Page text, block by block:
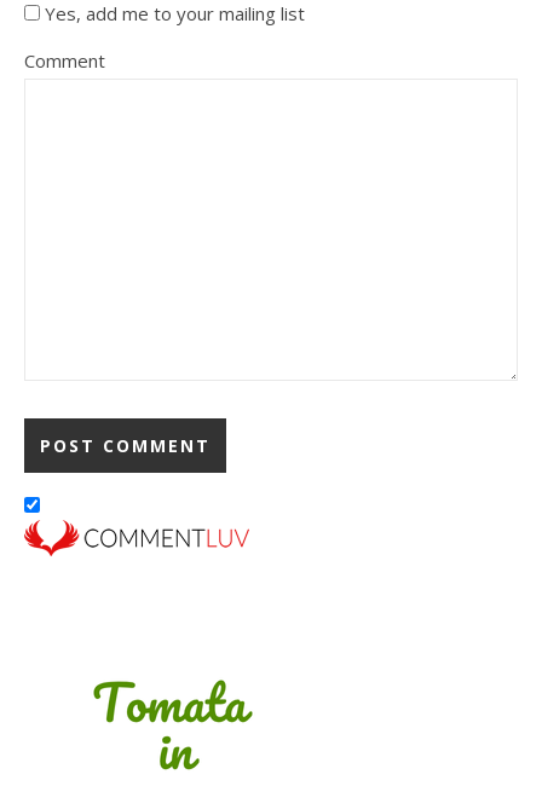
Yes, add me to your mailing list
Comment